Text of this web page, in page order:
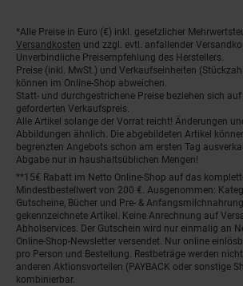
Fußnoten
*Alle Preise in Euro (€) inkl. gesetzlicher
Versandkosten und zzgl. evtl. anfallender
Unverbindliche Preisempfehlung des Herstellers.
Preise (inkl. MwSt.) und Verkaufseinheiten
können im Online-Shop abweichen.
Statt- und durchgestrichene Preise beziehen sich
geforderten Verkaufspreis.
Alle Artikel solange der Vorrat reicht! Änderungen
Abbildungen ähnlich. Die abgebildeten Artikel
begrenzten Angebots schon am ersten Tag
Abgabe nur in haushaltsüblichen Mengen!
**15€ Rabatt im Netto Online-Shop auf das
Mindestbestellwert von 200 €. Ausgenommen:
Gutscheine, Bücher und Pre- &
gekennzeichnete Artikel. Keine Anrechnung auf
Abholservices. Der Gutschein wird nur einmalig an
Online-Shop-Newsletter versendet. Nur online
pro Person und Bestellung. Restbeträge werden
anderen Aktionsvorteilen (PAYBACK oder sonstige
kombinierbar.